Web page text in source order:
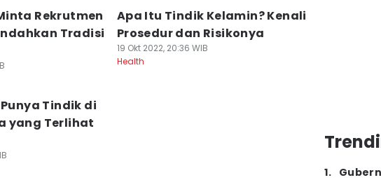
Rekrutmen
Tradisi
Apa Itu Tindik Kelamin? Kenali
Prosedur dan Risikonya
19 Okt 2022, 20:36 WIB
Health
Tindik di
yang Terlihat
1.